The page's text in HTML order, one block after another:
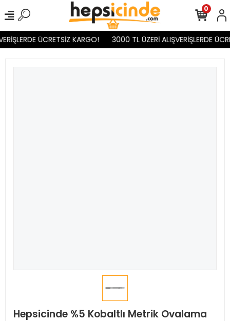
ÜCRETSİZ KARGO! 3000 TL ÜZERİ ALIŞVERİŞLERDE
0
Hepsicinde %5 Kobaltlı Metrik Ovalama